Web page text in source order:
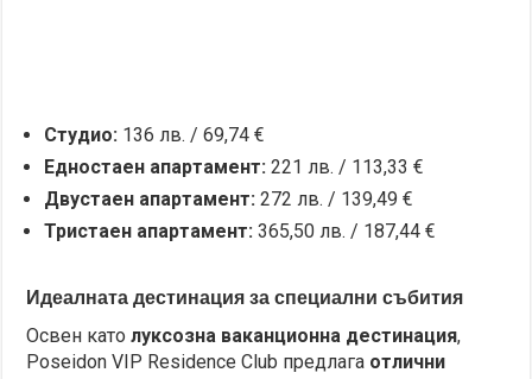
Студио: 136 лв. / 69,74 €
Едностаен апартамент: 221 лв. / 113,33 €
Двустаен апартамент: 272 лв. / 139,49 €
Тристаен апартамент: 365,50 лв. / 187,44 €
Идеалната дестинация за специални събития
Освен католуксозна ваканционна дестинация,
Poseidon VIP Residence Club предлага отлични